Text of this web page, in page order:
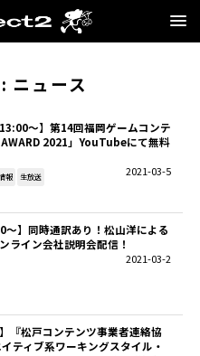
ニュース
～】第14回福岡ゲームコンテ
2021」YouTubeにて無料
2021-03-5
報 生放送
～】同時通訳あり！松山洋による
ライン会社説明会配信！
2021-03-2
『松戸コンテンツ事業者連絡協
ティブ系ワーキングスタイル・